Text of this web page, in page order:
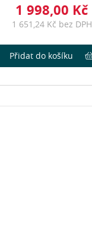
1 998,00 Kč
1 651,24 Kč bez DPH
Přidat do košíku